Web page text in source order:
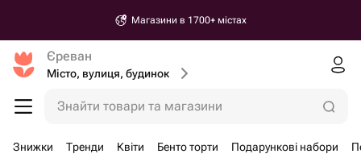
Магазини в 1700+ містах
Єреван
Місто, вулиця, будинок
Знайти товари та магазини
Знижки Тренди Квіти Бенто торти Подарункові набори